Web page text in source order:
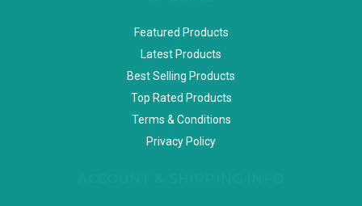
Featured Products
Latest Products
Best Selling Products
Top Rated Products
Terms & Conditions
Privacy Policy